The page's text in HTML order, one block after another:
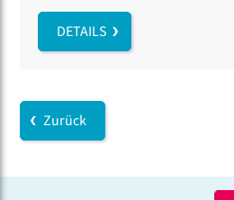
DETAILS
Zurück